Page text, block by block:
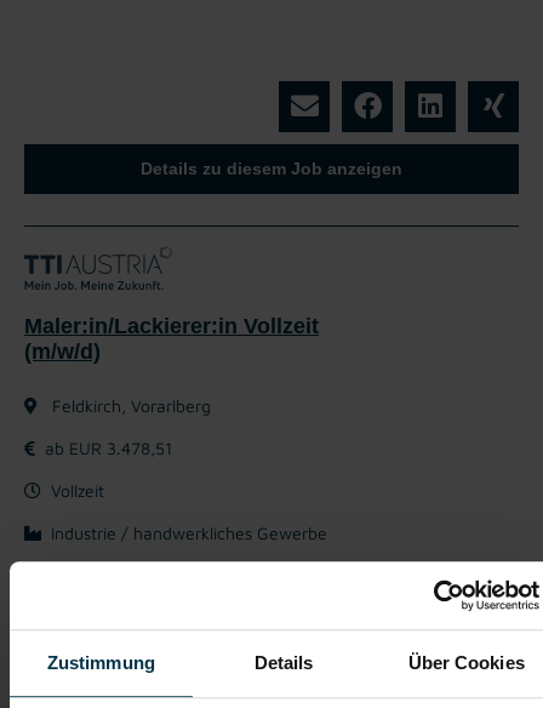
Zustimmung Details Über Cookies
Details zu diesem Job anzeigen
Maler:in/Lackierer:in Vollzeit
(m/w/d)
Feldkirch, Vorarlberg
ab EUR 3.478,51
Vollzeit
Industrie / handwerkliches Gewerbe